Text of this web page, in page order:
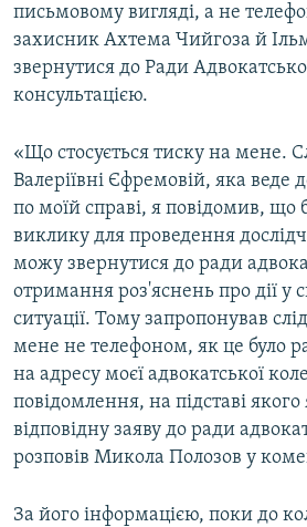
ДЕПОРТАЦІЯ
СВІДЧЕННЯ ОКУПАЦІЇ
ІНФОГРАФІКА
ЯК ОБІЙТИ БЛОКУВАННЯ
Русский
Qırımtatar
ДОЛУЧАЙСЯ!
Усі сайти RFE/RL
письмовому вигляді, а не
захисник Ахтема Чийгоза й
звернутися до Ради
консультацією.
«Що стосується тиску на мене.
Валеріївні Єфремовій, яка веде
по моїй справі, я повідомив, що
виклику для проведення
можу звернутися до ради
отримання роз'яснень про дії у
ситуації. Тому запропонував
мене не телефоном, як це було
на адресу моєї адвокатської
повідомлення, на підставі
відповідну заяву до ради
розповів Микола Полозов у
За його інформацією, поки до